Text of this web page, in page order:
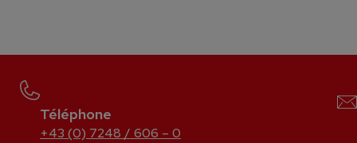
Téléphone
+43 (0) 7248 / 606 – 0